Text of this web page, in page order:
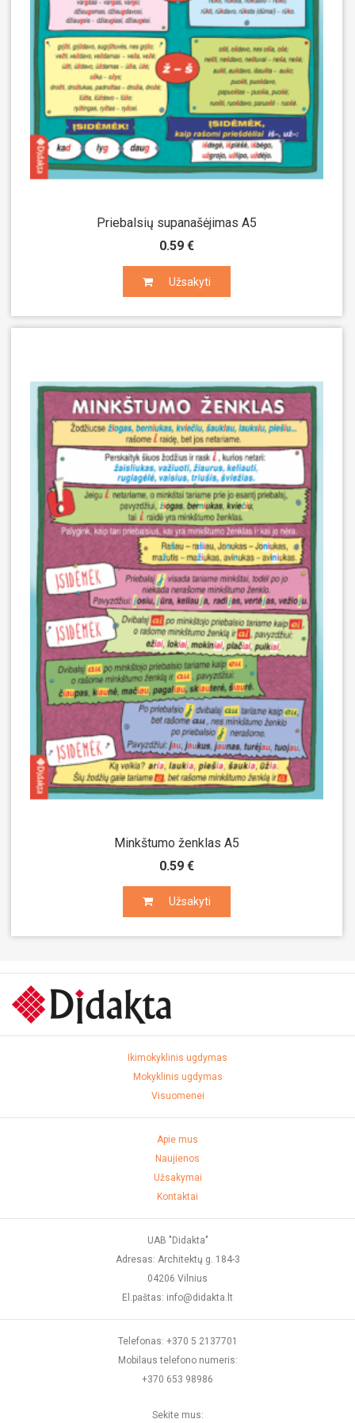
Priebalsių supanašėjimas A5
0.59 €
Užsakyti
Užsakyti
Minkštumo ženklas A5
0.59 €
Užsakyti
Užsakyti
Ikimokyklinis ugdymas
Mokyklinis ugdymas
Visuomenei
Apie mus
Naujienos
Užsakymai
Kontaktai
UAB "Didakta"
Adresas: Architektų g. 184-3
04206 Vilnius
El.paštas: info@didakta.lt
Telefonas: +370 5 2137701
Mobilaus telefono numeris:
+370 653 98986
Sekite mus: